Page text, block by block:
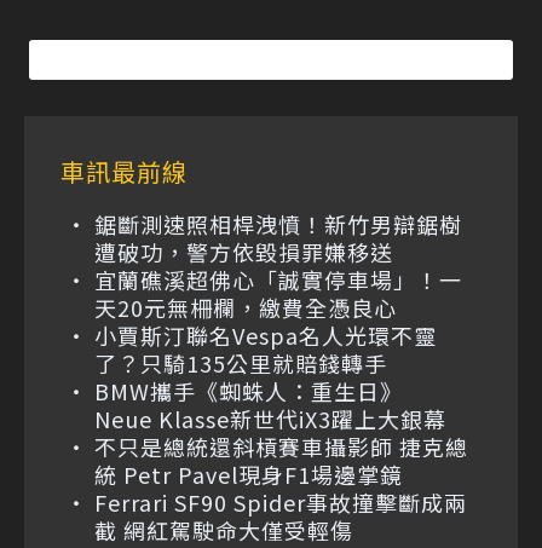
車訊最前線
鋸斷測速照相桿洩憤！新竹男辯鋸樹
遭破功，警方依毀損罪嫌移送
宜蘭礁溪超佛心「誠實停車場」！一
天20元無柵欄，繳費全憑良心
小賈斯汀聯名Vespa名人光環不靈
了？只騎135公里就賠錢轉手
BMW攜手《蜘蛛人：重生日》
Neue Klasse新世代iX3躍上大銀幕
不只是總統還斜槓賽車攝影師 捷克總
統 Petr Pavel現身F1場邊掌鏡
Ferrari SF90 Spider事故撞擊斷成兩
截 網紅駕駛命大僅受輕傷